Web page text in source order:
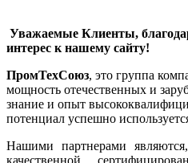
Уважаемые Клиенты,
интерес к нашему сайту!
ПромТехСоюз, это группа
мощность отечественных и
знание и опыт
потенциал успешно
Нашими партнерами